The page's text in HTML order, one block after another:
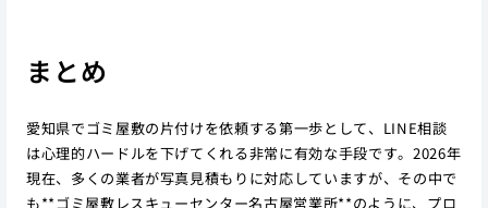
まとめ
愛知県でゴミ屋敷の片付けを依頼する第一歩として、LINE相談
は心理的ハードルを下げてくれる非常に有効な手段です。2026年
現在、多くの業者が写真見積もりに対応していますが、その中で
も**ゴミ屋敷レスキューセンター名古屋営業所**のように、プロ